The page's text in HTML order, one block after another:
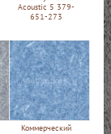
Acoustic 5 379-
651-273
Коммерческий